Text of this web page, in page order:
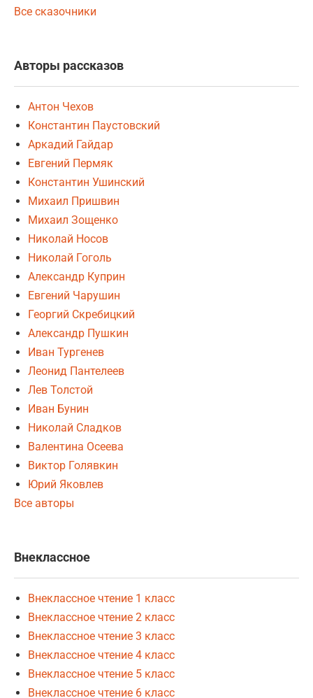
Все сказочники
Авторы рассказов
Антон Чехов
Константин Паустовский
Аркадий Гайдар
Евгений Пермяк
Константин Ушинский
Михаил Пришвин
Михаил Зощенко
Николай Носов
Николай Гоголь
Александр Куприн
Евгений Чарушин
Георгий Скребицкий
Александр Пушкин
Иван Тургенев
Леонид Пантелеев
Лев Толстой
Иван Бунин
Николай Сладков
Валентина Осеева
Виктор Голявкин
Юрий Яковлев
Все авторы
Внеклассное
Внеклассное чтение 1 класс
Внеклассное чтение 2 класс
Внеклассное чтение 3 класс
Внеклассное чтение 4 класс
Внеклассное чтение 5 класс
Внеклассное чтение 6 класс